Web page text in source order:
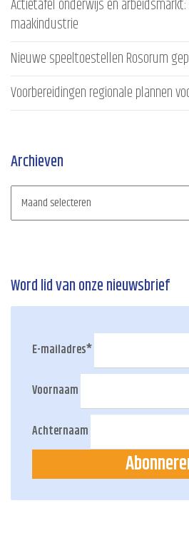
Actietafel onderwijs en
maakindustrie
Nieuwe speeltoestellen Rosorum
Voorbereidingen regionale plannen
Archieven
Word lid van onze nieuwsbrief
E-mailadres*
Voornaam
Achternaam